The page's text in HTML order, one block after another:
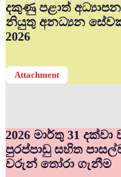
දකුණු පළාත්
නියුතු අනධ්‍යන
2026
Attachment
2026 මාර්තු 31
පුරප්පාඩු සහිත
වරුන් තෝරා ගැනීම